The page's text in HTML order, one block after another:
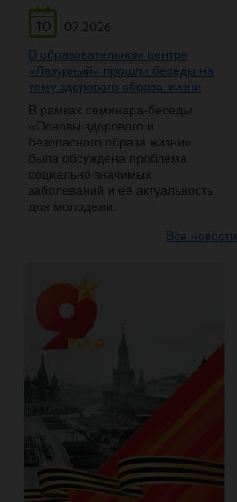
10
07.2026
В образовательном центре
«Лазурный» прошли беседы на
тему здорового образа жизни
В рамках семинара-беседы
«Основы здорового и
безопасного образа жизни»
была обсуждена проблема
социально значимых
заболеваний и её актуальность
для молодежи.
Все новости